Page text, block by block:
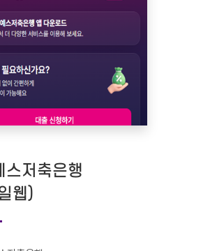
스저축은행
웹)